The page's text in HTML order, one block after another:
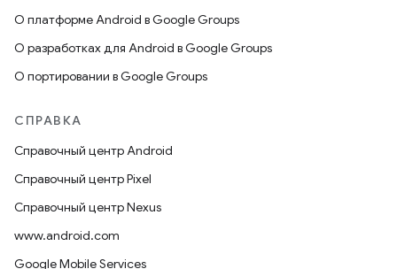
О платформе Android в Google Groups
О разработках для Android в Google Groups
О портировании в Google Groups
СПРАВКА
Справочный центр Android
Справочный центр Pixel
Справочный центр Nexus
www.android.com
Google Mobile Services